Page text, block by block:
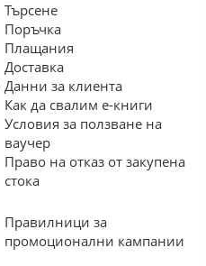
Търсене
Поръчка
Плащания
Доставка
Данни за клиента
Как да свалим е-книги
Условия за ползване на
ваучер
Право на отказ от закупена
стока
Правилници за
промоционални кампании